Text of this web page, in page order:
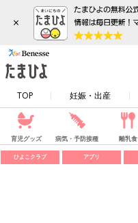
×
TOP 妊娠・出産
育児グッズ 病気・予防接種 離乳食
ひよこクラブ アプリ